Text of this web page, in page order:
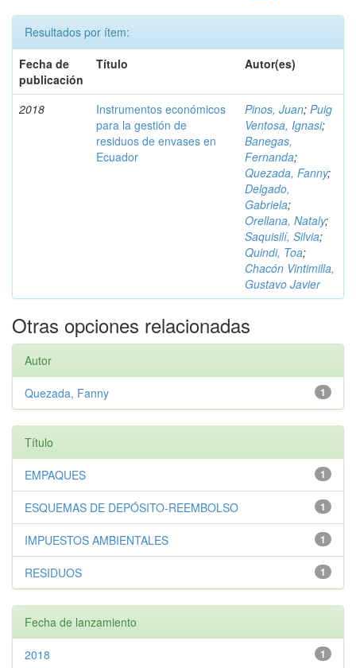
Resultados por ítem:
Fecha de
publicación
Título Autor(es)
2018
Instrumentos económicos
para la gestión de
residuos de envases en
Ecuador
Pinos, Juan; Puig
Ventosa, Ignasi;
Banegas,
Fernanda;
Quezada, Fanny;
Delgado,
Gabriela;
Orellana, Nataly;
Saquisilí, Silvia;
Quindi, Toa;
Chacón Vintimilla,
Gustavo Javier
Otras opciones relacionadas
Autor
1
Quezada, Fanny
Título
1
EMPAQUES
1
ESQUEMAS DE DEPÓSITO-REEMBOLSO
1
IMPUESTOS AMBIENTALES
1
RESIDUOS
Fecha de lanzamiento
1
2018